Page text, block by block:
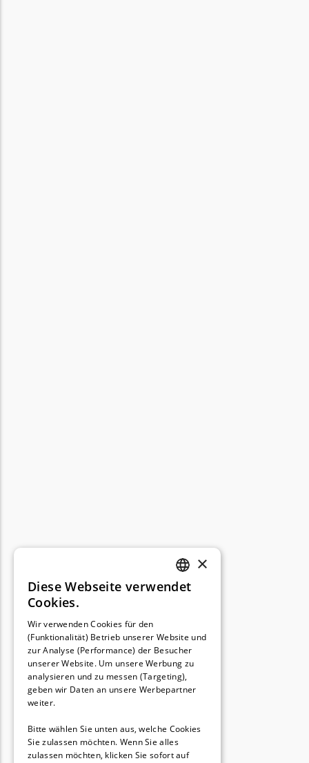
GERMAN
GERMAN
×
Diese Webseite verwendet
Cookies.
Wir verwenden Cookies für den
(Funktionalität) Betrieb unserer Website und
zur Analyse (Performance) der Besucher
unserer Website. Um unsere Werbung zu
analysieren und zu messen (Targeting),
geben wir Daten an unsere Werbepartner
weiter.
Bitte wählen Sie unten aus, welche Cookies
Sie zulassen möchten. Wenn Sie alles
zulassen möchten, klicken Sie sofort auf